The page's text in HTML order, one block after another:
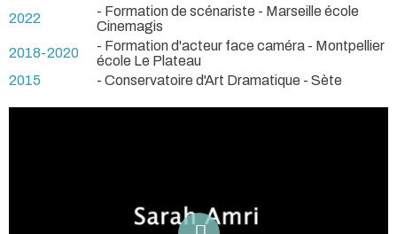
2022
- Formation de scénariste - Marseille école
Cinemagis
2018-2020
- Formation d'acteur face caméra - Montpellier
école Le Plateau
2015
- Conservatoire d'Art Dramatique - Sète